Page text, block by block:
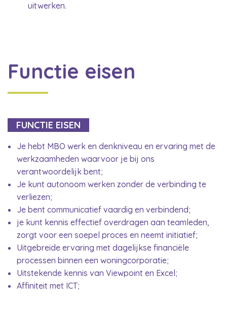
uitwerken.
Functie eisen
FUNCTIE EISEN
Je hebt MBO werk en denkniveau en ervaring met de
werkzaamheden waarvoor je bij ons
verantwoordelijk bent;
Je kunt autonoom werken zonder de verbinding te
verliezen;
Je bent communicatief vaardig en verbindend;
je kunt kennis effectief overdragen aan teamleden,
zorgt voor een soepel proces en neemt initiatief;
Uitgebreide ervaring met dagelijkse financiële
processen binnen een woningcorporatie;
Uitstekende kennis van Viewpoint en Excel;
Affiniteit met ICT;